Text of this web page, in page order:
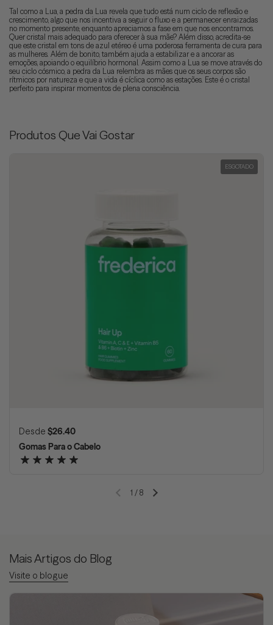
Tal como a Lua, a pedra da Lua revela que tudo está num ciclo de reflexão e
crescimento, algo que nos incentiva a seguir o fluxo e a permanecer enraizadas
no momento presente, enquanto apreciamos a fase em que nos encontramos.
Quer cristal mais adequado para oferecer à sua mãe? Além disso, acredita-se
que este cristal em tons de azul etéreo é uma poderosa ferramenta de cura para
as mulheres. Além de bonito, também ajuda a estabilizar e a ancorar as
emoções, apoiando o equilíbrio hormonal. Assim como a Lua se move através do
seu ciclo cósmico, a pedra da Lua relembra as mães que os seus corpos são
rítmicos por natureza e que a vida é cíclica como as estações. Este é o cristal
perfeito para inspirar momentos de plena consciência.
Produtos Que Vai Gostar
Preço normal
Desde $26.40
Gomas Para o Cabelo
ESGOTADO
Slide anteriorPróximo slide
1 / 8
Mais Artigos do Blog
Visite o blogue